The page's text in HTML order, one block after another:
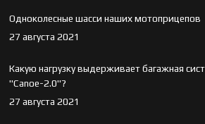
Одноколесные шасси наших мотоприцепов
27 августа 2021
Какую нагрузку выдерживает багажная
"Canoe-2.0"?
27 августа 2021